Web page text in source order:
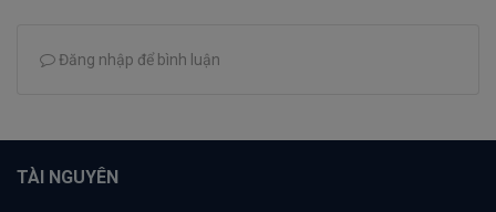
Đăng nhập để bình luận
TÀI NGUYÊN